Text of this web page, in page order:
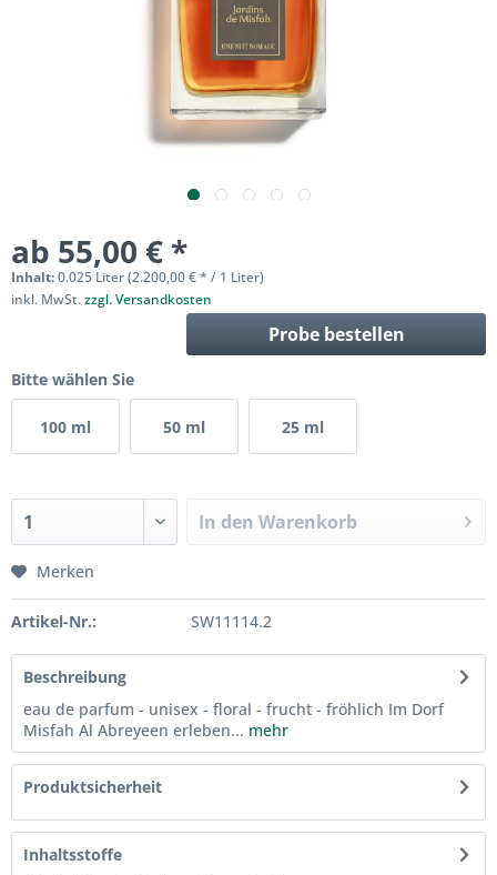
ab 55,00 € *
Inhalt:0.025 Liter (2.200,00 € * / 1 Liter)
inkl. MwSt.zzgl. Versandkosten
Probe bestellen
Bitte wählen Sie
100 ml 50 ml 25 ml
In den Warenkorb
Merken
Artikel-Nr.: SW11114.2
Beschreibung
eau de parfum - unisex - floral - frucht - fröhlich Im Dorf
Misfah Al Abreyeen erleben... mehr
Produktsicherheit
Inhaltsstoffe